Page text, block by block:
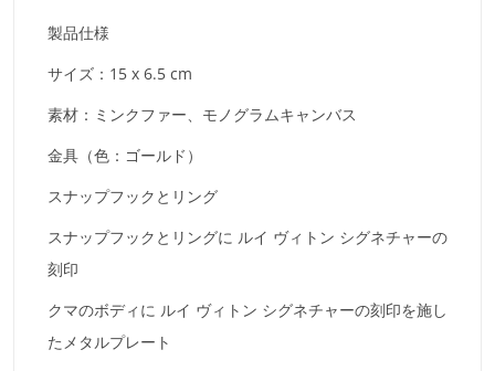
製品仕様
サイズ：15 x 6.5 cm
素材：ミンクファー、モノグラムキャンバス
金具（色：ゴールド）
スナップフックとリング
スナップフックとリングに ルイ ヴィトン シグネチャーの
刻印
クマのボディに ルイ ヴィトン シグネチャーの刻印を施し
たメタルプレート